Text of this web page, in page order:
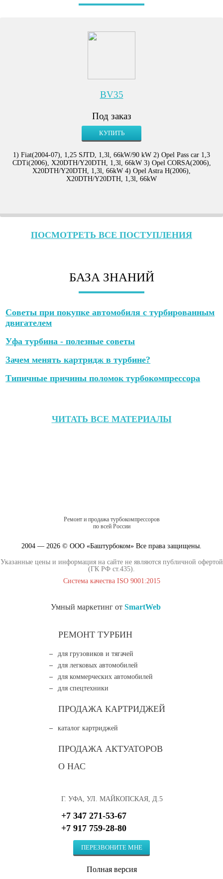
BV35
Под заказ
КУПИТЬ
1) Fiat(2004-07), 1,25 SJTD, 1,3l, 66kW/90 kW 2) Opel Pass car 1,3
CDTi(2006), X20DTH/Y20DTH, 1,3l, 66kW 3) Opel CORSA(2006),
X20DTH/Y20DTH, 1,3l, 66kW 4) Opel Astra H(2006),
X20DTH/Y20DTH, 1,3l, 66kW
ПОСМОТРЕТЬ ВСЕ ПОСТУПЛЕНИЯ
БАЗА ЗНАНИЙ
Советы при покупке автомобиля с турбированным
двигателем
Уфа турбина - полезные советы
Зачем менять картридж в турбине?
Типичные причины поломок турбокомпрессора
ЧИТАТЬ ВСЕ МАТЕРИАЛЫ
Ремонт и продажа турбокомпрессоров
по всей России
2004 — 2026 © ООО «Баштурбоком» Все права защищены.
Указанные цены и информация на сайте не являются публичной офертой
(ГК РФ ст.435).
Система качества ISO 9001:2015
Умный маркетинг от SmartWeb
РЕМОНТ ТУРБИН
для грузовиков и тягачей
для легковых автомобилей
для коммерческих автомобилей
для спецтехники
ПРОДАЖА КАРТРИДЖЕЙ
каталог картриджей
ПРОДАЖА АКТУАТОРОВ
О НАС
Г. УФА, УЛ. МАЙКОПСКАЯ, Д.5
+7 347 271-53-67
+7 917 759-28-80
ПЕРЕЗВОНИТЕ МНЕ
Полная версия